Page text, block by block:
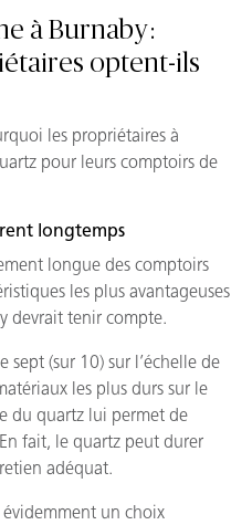
à Burnaby :
optent-ils
les propriétaires à
pour leurs comptoirs de
longtemps
longue des comptoirs
les plus avantageuses
devrait tenir compte.
(sur 10) sur l’échelle de
les plus durs sur le
du quartz lui permet de
fait, le quartz peut durer
adéquat.
un choix